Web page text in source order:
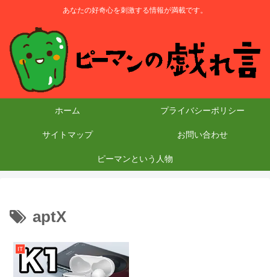
あなたの好奇心を刺激する情報が満載です。
ホーム プライバシーポリシー
サイトマップ お問い合わせ
ピーマンという人物
aptX
IT